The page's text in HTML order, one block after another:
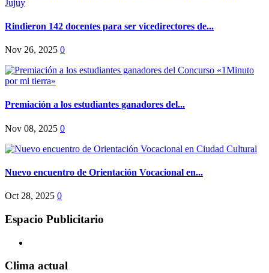
Rindieron 142 docentes para ser vicedirectores de...
Nov 26, 2025 0
Premiación a los estudiantes ganadores del...
Nov 08, 2025 0
Nuevo encuentro de Orientación Vocacional en...
Oct 28, 2025 0
Espacio Publicitario
Clima actual